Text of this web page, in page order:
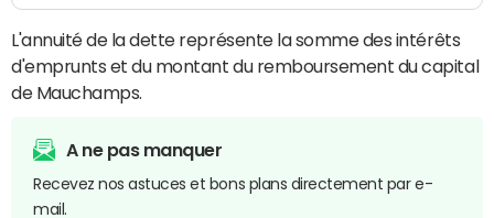
L'annuité de la dette représente la somme des intérêts
d'emprunts et du montant du remboursement du capital
de Mauchamps.
A ne pas manquer
Recevez nos astuces et bons plans directement par e-
mail.